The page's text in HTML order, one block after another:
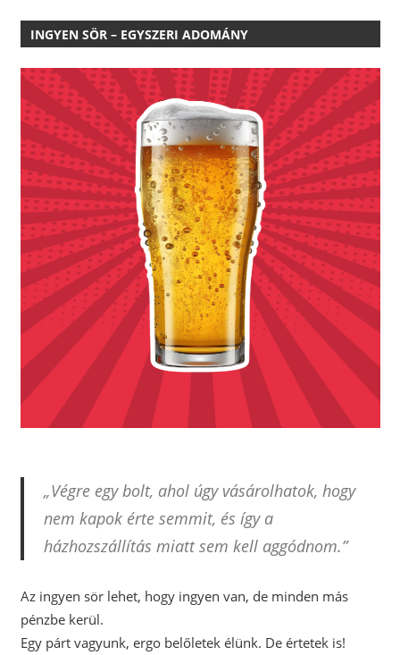
INGYEN SÖR – EGYSZERI ADOMÁNY
„Végre egy bolt, ahol úgy vásárolhatok, hogy
nem kapok érte semmit, és így a
házhozszállítás miatt sem kell aggódnom.”
Az ingyen sör lehet, hogy ingyen van, de minden más
pénzbe kerül.
Egy párt vagyunk, ergo belőletek élünk. De értetek is!